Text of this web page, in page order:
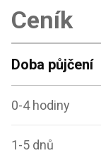
Ceník
Doba půjčení
0-4 hodiny
1-5 dnů